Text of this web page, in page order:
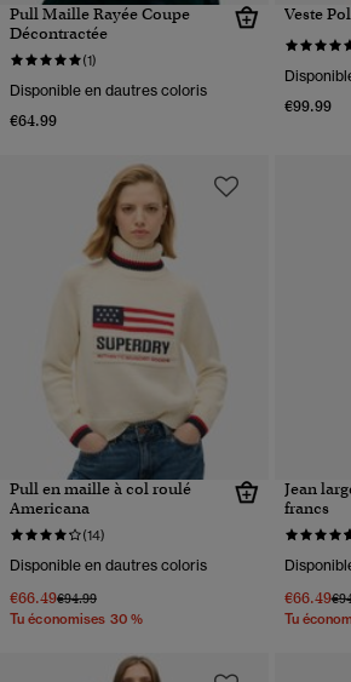
Pull Maille Rayée Coupe
Décontractée
(1)
Disponible en dautres coloris
€64.99
Veste
€99.99
Pull en maille à col roulé
Americana
(14)
Disponible en dautres coloris
€66.49Prix réduit de
€94.99à
Tu économises 30 %
Jean
francs
€66.49
Tu